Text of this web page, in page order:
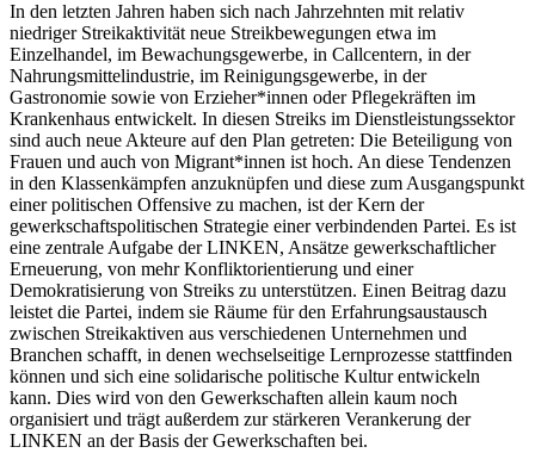
In den letzten Jahren haben sich nach Jahrzehnten mit relativ
niedriger Streikaktivität neue Streikbewegungen etwa im
Einzelhandel, im Bewachungsgewerbe, in Callcentern, in der
Nahrungsmittelindustrie, im Reinigungsgewerbe, in der
Gastronomie sowie von Erzieher*innen oder Pflegekräften im
Krankenhaus entwickelt. In diesen Streiks im Dienstleistungssektor
sind auch neue Akteure auf den Plan getreten: Die Beteiligung von
Frauen und auch von Migrant*innen ist hoch. An diese Tendenzen
in den Klassenkämpfen anzuknüpfen und diese zum Ausgangspunkt
einer politischen Offensive zu machen, ist der Kern der
gewerkschaftspolitischen Strategie einer verbindenden Partei. Es ist
eine zentrale Aufgabe der LINKEN, Ansätze gewerkschaftlicher
Erneuerung, von mehr Konfliktorientierung und einer
Demokratisierung von Streiks zu unterstützen. Einen Beitrag dazu
leistet die Partei, indem sie Räume für den Erfahrungsaustausch
zwischen Streikaktiven aus verschiedenen Unternehmen und
Branchen schafft, in denen wechselseitige Lernprozesse stattfinden
können und sich eine solidarische politische Kultur entwickeln
kann. Dies wird von den Gewerkschaften allein kaum noch
organisiert und trägt außerdem zur stärkeren Verankerung der
LINKEN an der Basis der Gewerkschaften bei.